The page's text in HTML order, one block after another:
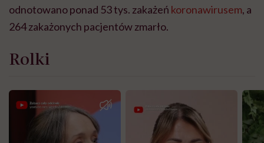
odnotowano ponad 53 tys. zakażeń koronawirusem, a
264 zakażonych pacjentów zmarło.
Rolki